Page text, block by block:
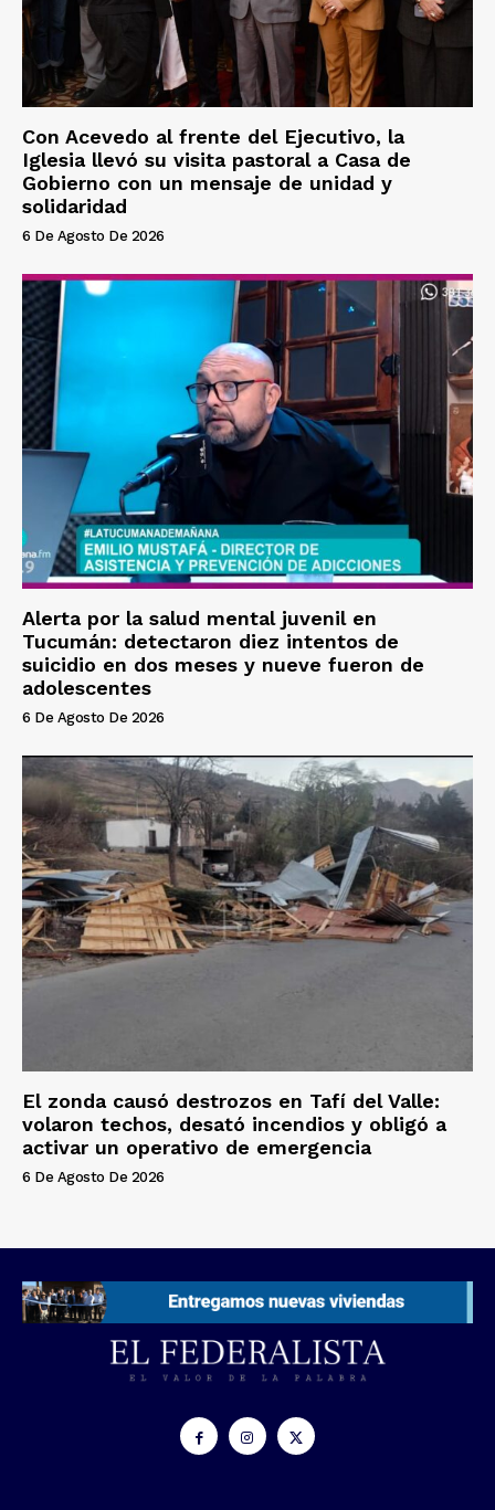
Con Acevedo al frente del Ejecutivo, la
Iglesia llevó su visita pastoral a Casa de
Gobierno con un mensaje de unidad y
solidaridad
6 De Agosto De 2026
Alerta por la salud mental juvenil en
Tucumán: detectaron diez intentos de
suicidio en dos meses y nueve fueron de
adolescentes
6 De Agosto De 2026
El zonda causó destrozos en Tafí del Valle:
volaron techos, desató incendios y obligó a
activar un operativo de emergencia
6 De Agosto De 2026